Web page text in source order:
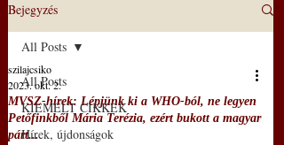
Bejegyzés
All Posts
KIEMELT CIKKEK
Hírek, újdonságok
All Posts
MVSZ-hírek: Lépjünk ki a WHO-ból, ne legyen
Petőfinkből Mária Terézia, ezért bukott a magyar
párt...
szilajcsiko
2023. okt. 2.